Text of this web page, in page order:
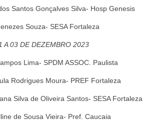
Santos Gonçalves Silva- Hosp Genesis
Souza- SESA Fortaleza
A 03 DE DEZEMBRO 2023
Lima- SPDM ASSOC. Paulista
Rodrigues Moura- PREF Fortaleza
Silva de Oliveira Santos- SESA Fortaleza
de Sousa Vieira- Pref. Caucaia